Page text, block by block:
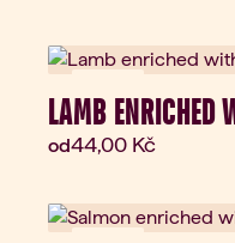
LAMB ENRICHED
odAktuální cena:
44,00 Kč